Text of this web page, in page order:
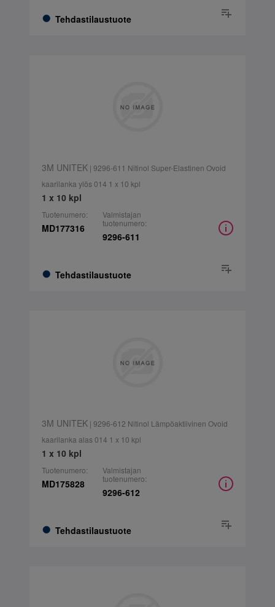
Tehdastilaustuote
3M UNITEK| 9296-611 Nitinol Super-Elastinen Ovoid
kaarilanka ylös 014 1 x 10 kpl
1 x 10 kpl
Tuotenumero:
MD177316
Tehdastilaustuote
Valmistajan
tuotenumero:
9296-611
3M UNITEK| 9296-612 Nitinol Lämpöaktiivinen Ovoid
kaarilanka alas 014 1 x 10 kpl
1 x 10 kpl
Tuotenumero:
MD175828
Tehdastilaustuote
Valmistajan
tuotenumero:
9296-612